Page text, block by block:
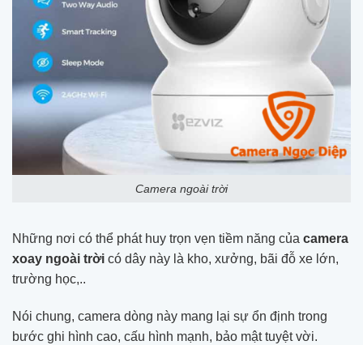
Camera ngoài trời
Những nơi có thể phát huy trọn vẹn tiềm năng của camera
xoay ngoài trời có dây này là kho, xưởng, bãi đỗ xe lớn,
trường học,..
Nói chung, camera dòng này mang lại sự ổn định trong
bước ghi hình cao, cấu hình mạnh, bảo mật tuyệt vời.